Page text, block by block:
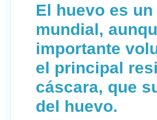
El huevo es
mundial,
importante
el principal
cáscara, que
del huevo.